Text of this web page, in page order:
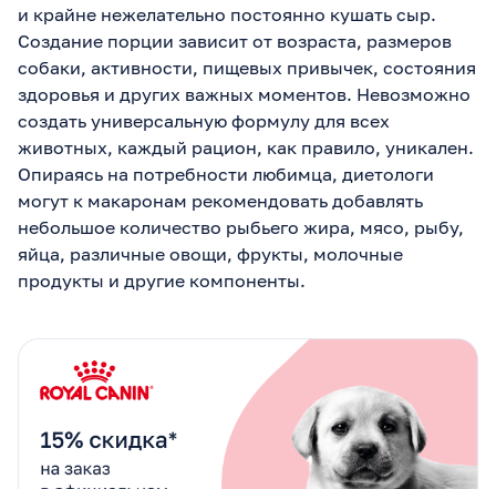
и крайне нежелательно постоянно кушать сыр.
Создание порции зависит от возраста, размеров
собаки, активности, пищевых привычек, состояния
здоровья и других важных моментов. Невозможно
создать универсальную формулу для всех
животных, каждый рацион, как правило, уникален.
Опираясь на потребности любимца, диетологи
могут к макаронам рекомендовать добавлять
небольшое количество рыбьего жира, мясо, рыбу,
яйца, различные овощи, фрукты, молочные
продукты и другие компоненты.